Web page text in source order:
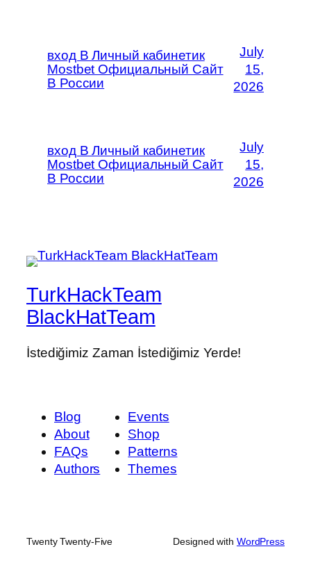
вход В Личный кабинетик
Mostbet Официальный Сайт
В России
July
15,
2026
вход В Личный кабинетик
Mostbet Официальный Сайт
В России
July
15,
2026
TurkHackTeam
BlackHatTeam
İstediğimiz Zaman İstediğimiz Yerde!
Blog
About
FAQs
Authors
Events
Shop
Patterns
Themes
Twenty Twenty-Five Designed with WordPress